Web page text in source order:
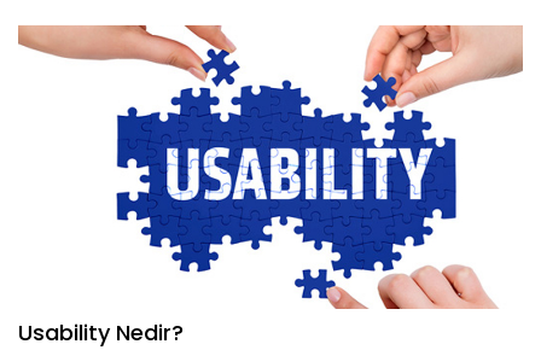
Usability Nedir?